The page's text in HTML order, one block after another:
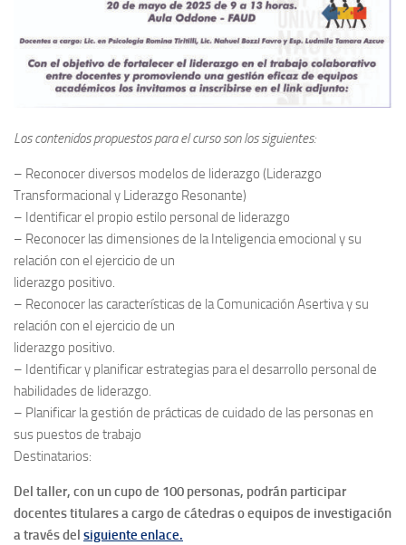
Los contenidos propuestos para el curso son los siguientes:
– Reconocer diversos modelos de liderazgo (Liderazgo
Transformacional y Liderazgo Resonante)
– Identificar el propio estilo personal de liderazgo
– Reconocer las dimensiones de la Inteligencia emocional y su
relación con el ejercicio de un
liderazgo positivo.
– Reconocer las características de la Comunicación Asertiva y su
relación con el ejercicio de un
liderazgo positivo.
– Identificar y planificar estrategias para el desarrollo personal de
habilidades de liderazgo.
– Planificar la gestión de prácticas de cuidado de las personas en
sus puestos de trabajo
Destinatarios:
Del taller, con un cupo de 100 personas, podrán participar
docentes titulares a cargo de cátedras o equipos de investigación
a través del siguiente enlace.